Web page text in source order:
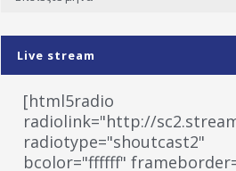
Live stream
[html5radio
radiolink="http://
radiotype="shoutcast2"
bcolor="ffffff"